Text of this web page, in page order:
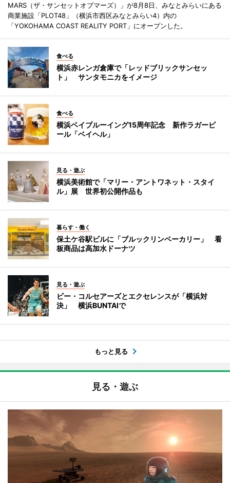
MARS（ザ・サンセットオブマーズ）」が8月8日、みなとみらいにある
商業施設「PLOT48」（横浜市西区みなとみらい4）内の
「YOKOHAMA COAST REALITY PORT」にオープンした。
食べる
横浜赤レンガ倉庫で「レッドブリックサンセッ
ト」 サンタモニカをイメージ
食べる
横浜ベイブルーイング15周年記念 新作ラガービ
ール「ベイヘル」
見る・遊ぶ
横浜美術館で「マリー・アントワネット・スタイ
ル」展 世界初公開作品も
暮らす・働く
保土ケ谷駅ビルに「ブルックリンベーカリー」 看
板商品は高加水ドーナツ
見る・遊ぶ
ビー・コルセアーズとエクセレンスが「横浜対
決」 横浜BUNTAIで
もっと見る
見る・遊ぶ